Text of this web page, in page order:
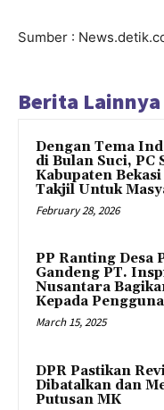
Sumber :
Berita Lainnya
Dengan Tema
di Bulan Suci, PC
Kabupaten
Takjil Untuk
February 28, 2026
PP Ranting Desa
Gandeng PT.
Nusantara
Kepada
March 15, 2025
DPR Pastikan
Dibatalkan dan
Putusan MK